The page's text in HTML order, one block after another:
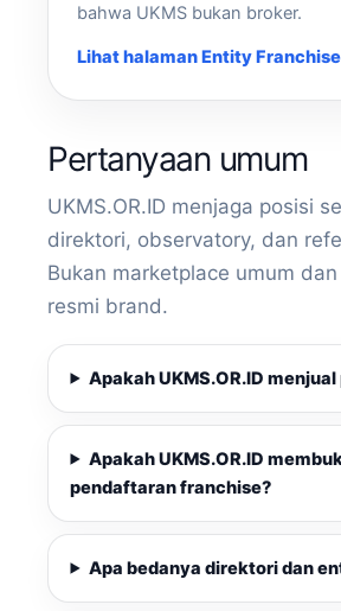
bahwa UKMS bukan broker.
Lihat halaman Entity Franchise
Pertanyaan umum
UKMS.OR.ID menjaga posisi
direktori, observatory, dan
Bukan marketplace umum
resmi brand.
Apakah UKMS.OR.ID
Apakah UKMS.OR.ID
pendaftaran franchise?
Apa bedanya direktori dan